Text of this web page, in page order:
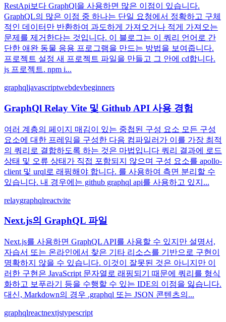
RestApi보다 GraphQl을 사용하면 많은 이점이 있습니다.
GraphQL의 많은 이점 중 하나는 단일 요청에서 정확하고 구체
적인 데이터만 반환하여 과도하게 가져오거나 적게 가져오는
문제를 제거한다는 것입니다. 이 블로그는 이 쿼리 언어로 간
단한 애완 동물 응용 프로그램을 만드는 방법을 보여줍니다.
프로젝트 설정 새 프로젝트 파일을 만들고 그 안에 cd합니다.
js 프로젝트. npm i...
graphqljavascriptwebdevbeginners
GraphQl Relay Vite 및 Github API 사용 경험
여러 계층의 페이지 매김이 있는 중첩된 구성 요소 모든 구성
요소에 대한 프레임을 구성한 다음 컴파일러가 이를 가장 최적
의 쿼리로 결합하도록 하는 것은 마법입니다 쿼리 결과에 로드
상태 및 오류 상태가 직접 포함되지 않으며 구성 요소를 apollo-
client 및 urql로 래핑해야 합니다. 를 사용하여 측면 분리할 수
있습니다. 내 경우에는 github graphql api를 사용하고 있지...
relaygraphqlreactvite
Next.js의 GraphQL 파일
Next.js를 사용하면 GraphQL API를 사용할 수 있지만 설명서,
자습서 또는 온라인에서 찾은 기타 리소스를 기반으로 구현이
명확하지 않을 수 있습니다. 이것이 잘못된 것은 아니지만 이
러한 구현은 JavaScript 문자열로 래핑되기 때문에 쿼리를 형식
화하고 보푸라기 등을 수행할 수 있는 IDE의 이점을 잃습니다.
대신, Markdown의 경우 .graphql 또는 JSON 콘텐츠의...
graphqlreactnextjstypescript